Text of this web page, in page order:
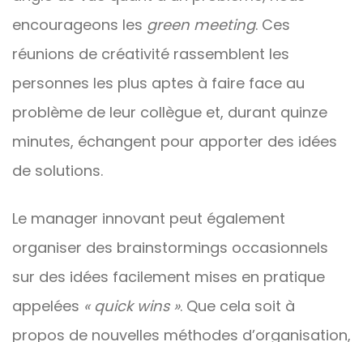
encourageons les green meeting. Ces
réunions de créativité rassemblent les
personnes les plus aptes à faire face au
problème de leur collègue et, durant quinze
minutes, échangent pour apporter des idées
de solutions.
Le manager innovant peut également
organiser des brainstormings occasionnels
sur des idées facilement mises en pratique
appelées « quick wins ». Que cela soit à
propos de nouvelles méthodes d’organisation,